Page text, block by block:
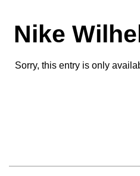
Nike
Sorry, this entry is only